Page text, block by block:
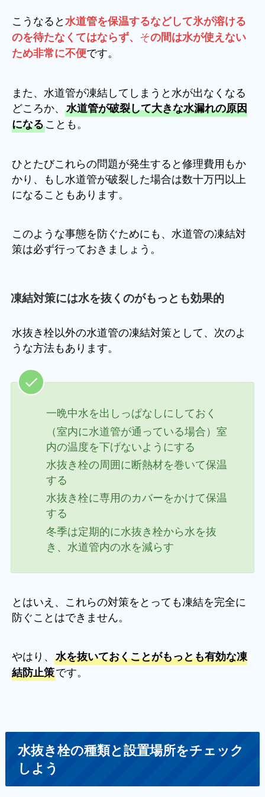
こうなると水道管を保温するなどして氷が溶ける
のを待たなくてはならず、 その間は水が使えない
ため非常に不便です。
また、水道管が凍結してしまうと水が出なくなる
どころか、 水道管が破裂して大きな水漏れの原因
になることも。
ひとたびこれらの問題が発生すると修理費用もか
かり、もし水道管が破裂した場合は数十万円以上
になることもあります。
このような事態を防ぐためにも、水道管の凍結対
策は必ず行っておきましょう。
凍結対策には水を抜くのがもっとも効果的
水抜き栓以外の水道管の凍結対策として、次のよ
うな方法もあります。
一晩中水を出しっぱなしにしておく
（室内に水道管が通っている場合）室
内の温度を下げないようにする
水抜き栓の周囲に断熱材を巻いて保温
する
水抜き栓に専用のカバーをかけて保温
する
冬季は定期的に水抜き栓から水を抜
き、水道管内の水を減らす
とはいえ、これらの対策をとっても凍結を完全に
防ぐことはできません。
やはり、 水を抜いておくことがもっとも有効な凍
結防止策です。
水抜き栓の種類と設置場所をチェック
しよう